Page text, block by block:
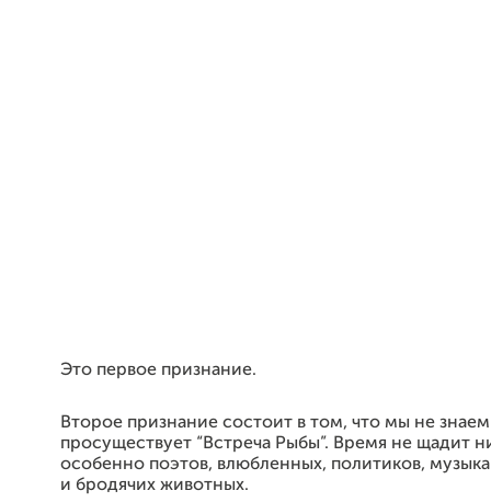
Это первое признание.
Второе признание состоит в том, что мы не
просуществует “Встреча Рыбы”. Время не щадит
особенно поэтов, влюбленных, политиков,
и бродячих животных.